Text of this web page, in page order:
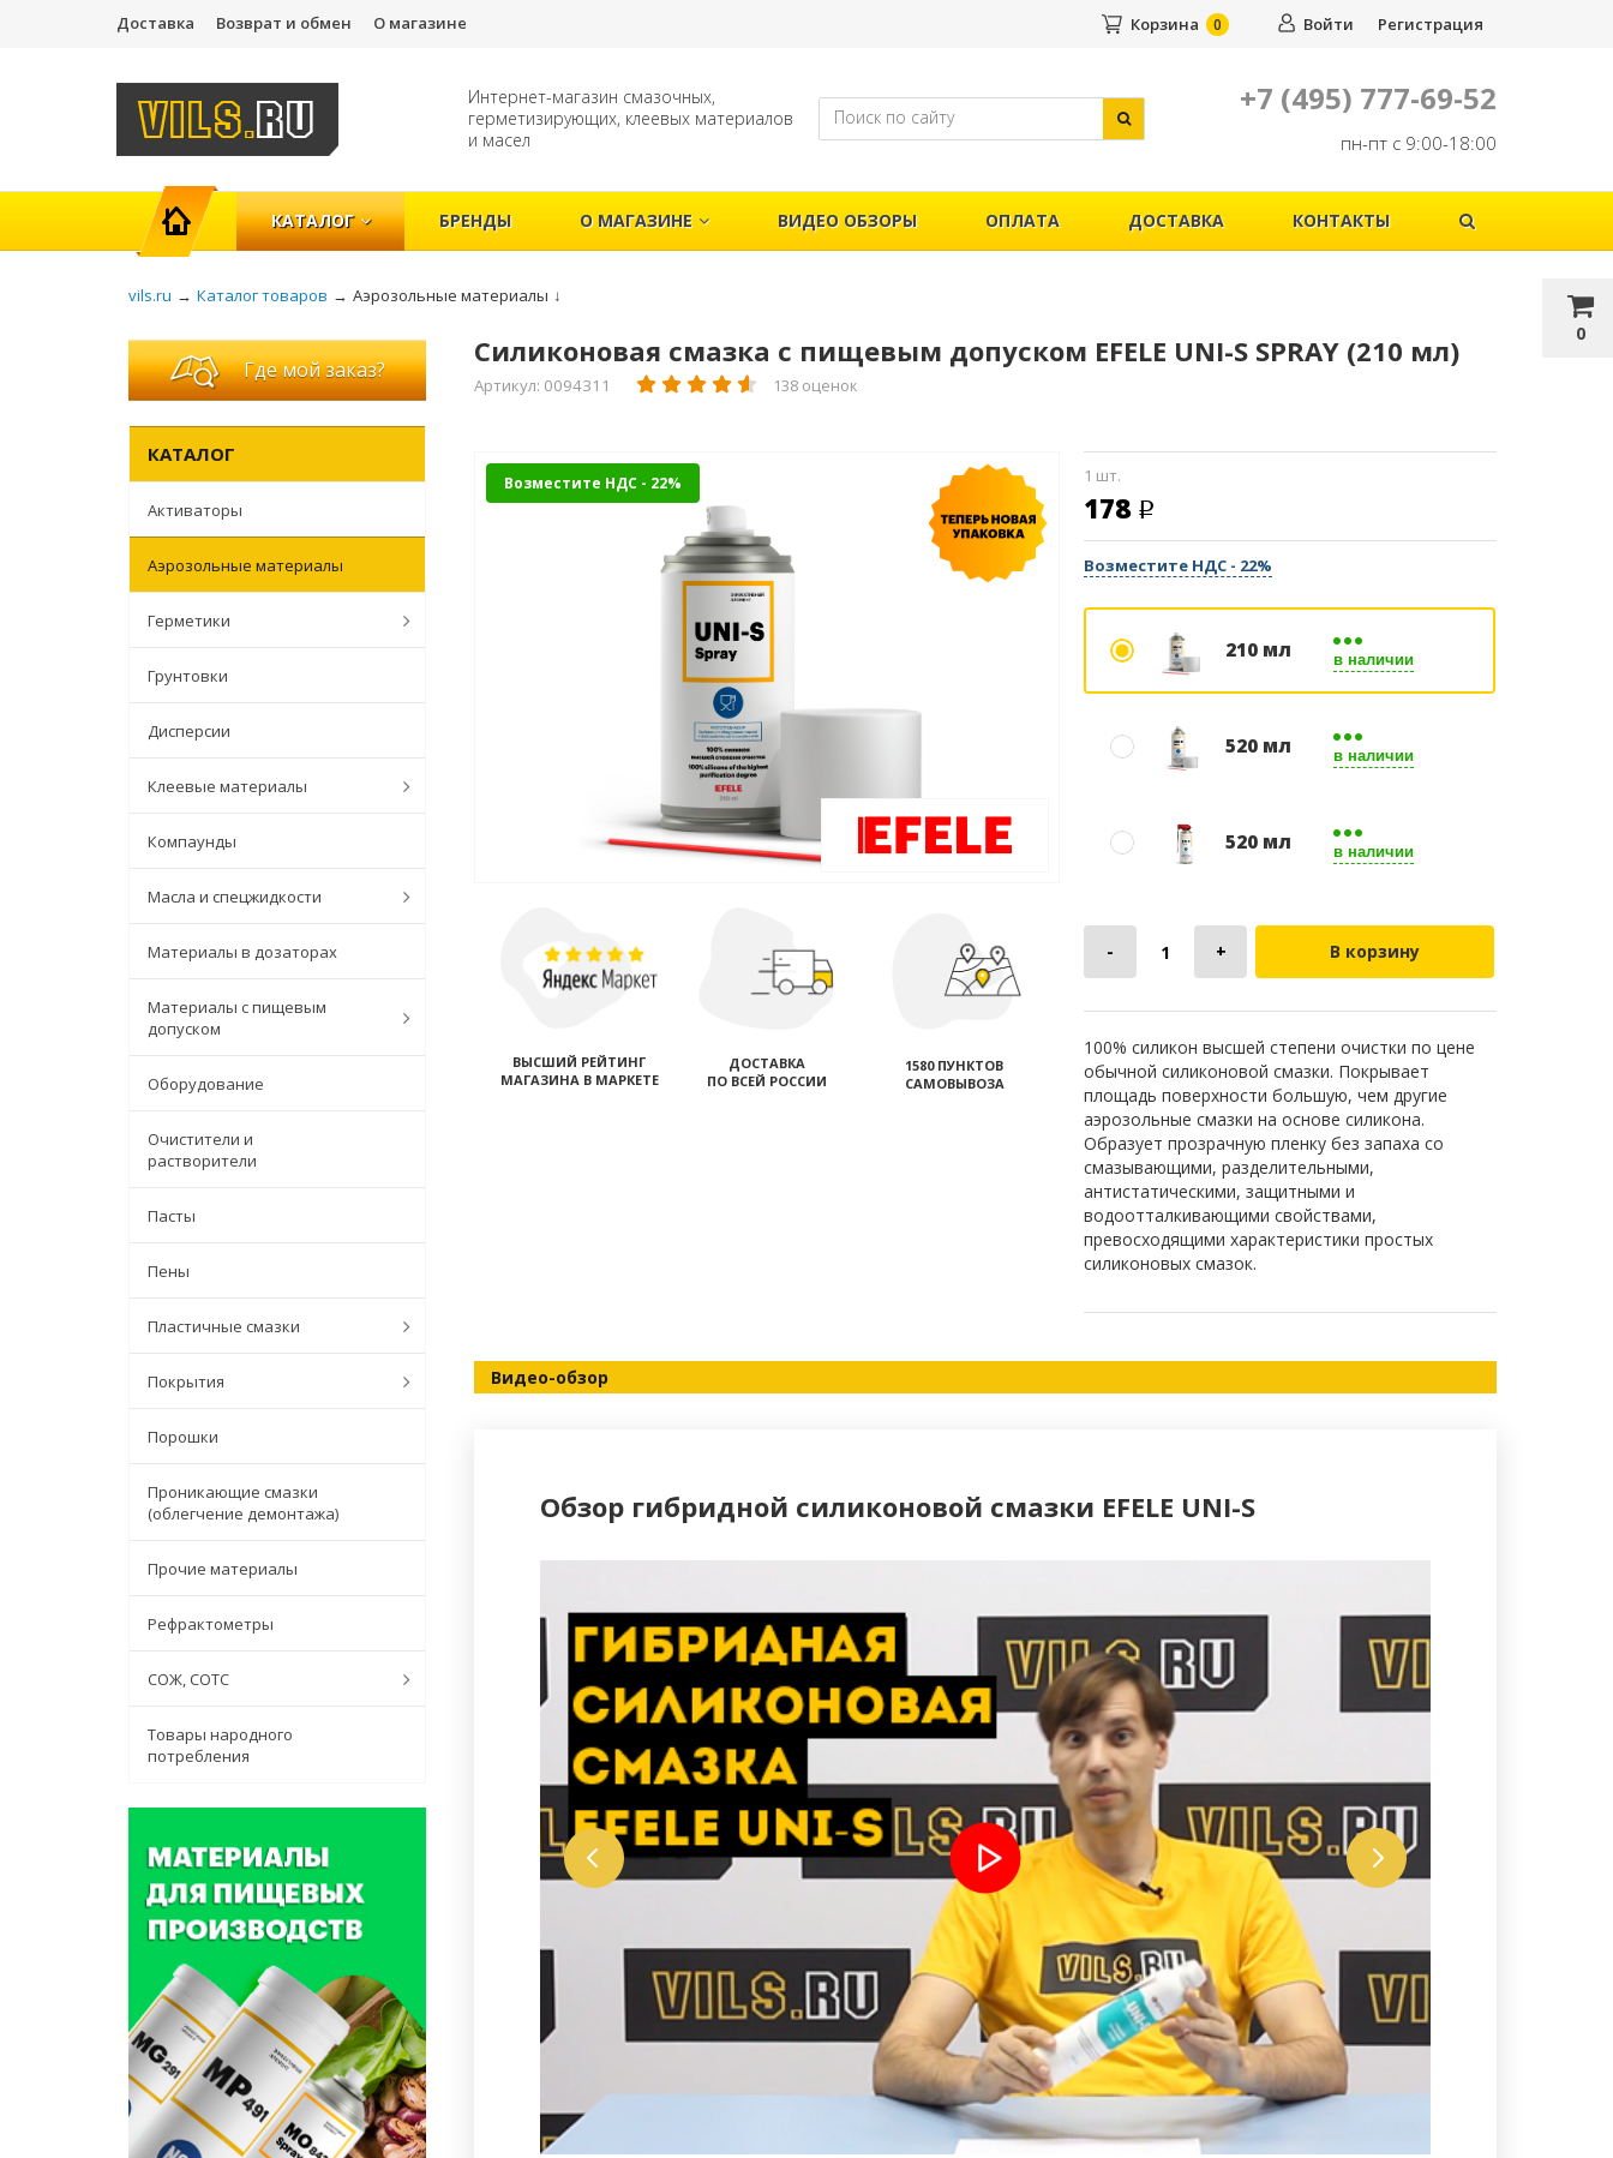
Доставка Возврат и обмен О магазине
0
Войти Регистрация
Корзина 0
Интернет-магазин смазочных,
герметизирующих, клеевых материалов
и масел
+7 (495) 777-69-52
пн-пт с 9:00-18:00
ГЛАВНАЯ
КАТАЛОГ БРЕНДЫ О МАГАЗИНЕ ВИДЕО ОБЗОРЫ ОПЛАТА ДОСТАВКА КОНТАКТЫ
vils.ru → Каталог товаров → Аэрозольные материалы ↓
Где мой заказ?
КАТАЛОГ
Активаторы
Аэрозольные материалы
Герметики
Грунтовки
Дисперсии
Клеевые материалы
Компаунды
Масла и спецжидкости
Материалы в дозаторах
Материалы с пищевым
допуском
Оборудование
Очистители и
растворители
Пасты
Пены
Пластичные смазки
Покрытия
Порошки
Проникающие смазки
(облегчение демонтажа)
Прочие материалы
Рефрактометры
СОЖ, СОТС
Товары народного
потребления
Силиконовая смазка с пищевым допуском EFELE UNI-S SPRAY (210 мл)
Артикул: 0094311 138 оценок
Возместите НДС - 22%
ВЫСШИЙ РЕЙТИНГ
МАГАЗИНА В МАРКЕТЕ
ДОСТАВКА
ПО ВСЕЙ РОССИИ
1580 ПУНКТОВ
САМОВЫВОЗА
1 шт.
178
Возместите НДС - 22%
210 мл в наличии
520 мл в наличии
520 мл в наличии
В корзину
100% силикон высшей степени очистки по цене
обычной силиконовой смазки. Покрывает
площадь поверхности большую, чем другие
аэрозольные смазки на основе силикона.
Образует прозрачную пленку без запаха со
смазывающими, разделительными,
антистатическими, защитными и
водоотталкивающими свойствами,
превосходящими характеристики простых
силиконовых смазок.
Видео-обзор
промышленности Обзор гибридной силиконовой смазки EFELE UNI-S